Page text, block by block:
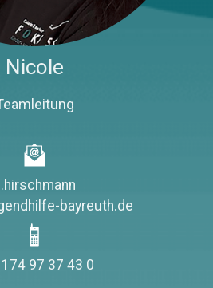
Nicole
bayreuth.de
97 37 43 0